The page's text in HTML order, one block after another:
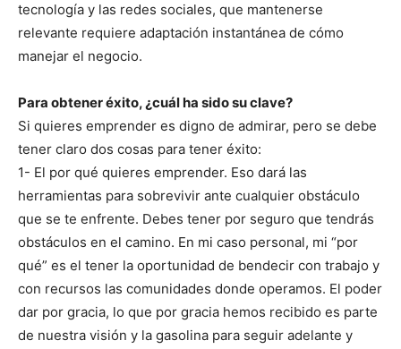
tecnología y las redes sociales, que mantenerse
relevante requiere adaptación instantánea de cómo
manejar el negocio.
Para obtener éxito, ¿cuál ha sido su clave?
Si quieres emprender es digno de admirar, pero se debe
tener claro dos cosas para tener éxito:
1- El por qué quieres emprender. Eso dará las
herramientas para sobrevivir ante cualquier obstáculo
que se te enfrente. Debes tener por seguro que tendrás
obstáculos en el camino. En mi caso personal, mi “por
qué” es el tener la oportunidad de bendecir con trabajo y
con recursos las comunidades donde operamos. El poder
dar por gracia, lo que por gracia hemos recibido es parte
de nuestra visión y la gasolina para seguir adelante y